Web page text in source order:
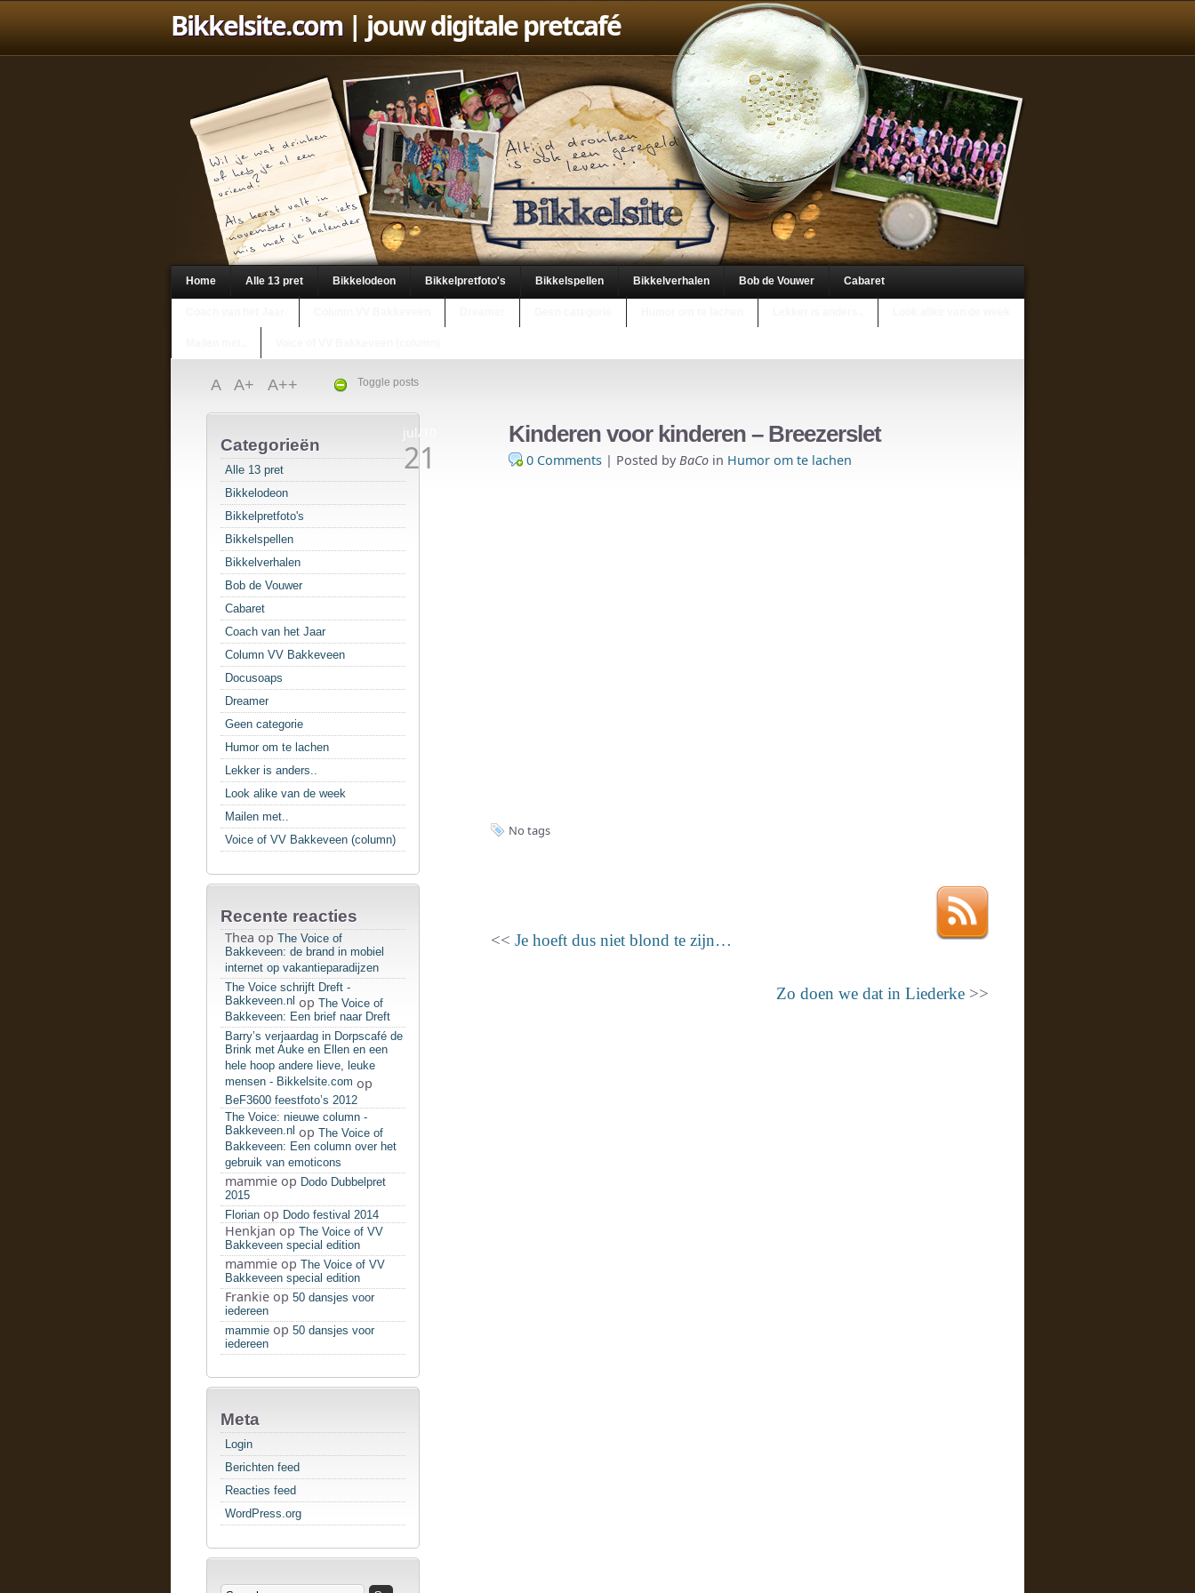
Bikkelsite.com| jouw digitale pretcafé
Home Alle 13 pret Bikkelodeon Bikkelpretfoto's Bikkelspellen Bikkelverhalen Bob de Vouwer Cabaret
Toggle posts
A A+ A++
Categorieën
Alle 13 pret
Bikkelodeon
Bikkelpretfoto's
Bikkelspellen
Bikkelverhalen
Bob de Vouwer
Cabaret
Coach van het Jaar
Column VV Bakkeveen
Docusoaps
Dreamer
Geen categorie
Humor om te lachen
Lekker is anders..
Look alike van de week
Mailen met..
Voice of VV Bakkeveen (column)
Recente reacties
Thea op The Voice of
Bakkeveen: de brand in mobiel
internet op vakantieparadijzen
The Voice schrijft Dreft -
Bakkeveen.nl op The Voice of
Bakkeveen: Een brief naar Dreft
Barry’s verjaardag in Dorpscafé de
Brink met Auke en Ellen en een
hele hoop andere lieve, leuke
mensen - Bikkelsite.com op
BeF3600 feestfoto’s 2012
The Voice: nieuwe column -
Bakkeveen.nl op The Voice of
Bakkeveen: Een column over het
gebruik van emoticons
mammie op Dodo Dubbelpret
2015
Florian op Dodo festival 2014
Henkjan op The Voice of VV
Bakkeveen special edition
mammie op The Voice of VV
Bakkeveen special edition
Frankie op 50 dansjes voor
iedereen
mammie op 50 dansjes voor
iedereen
Meta
Login
Berichten feed
Reacties feed
WordPress.org
jul/10
21
Kinderen voor kinderen – Breezerslet
0 Comments | Posted byBaCo in Humor om te lachen
No tags
<< Je hoeft dus niet blond te zijn…
Zo doen we dat in Liederke >>